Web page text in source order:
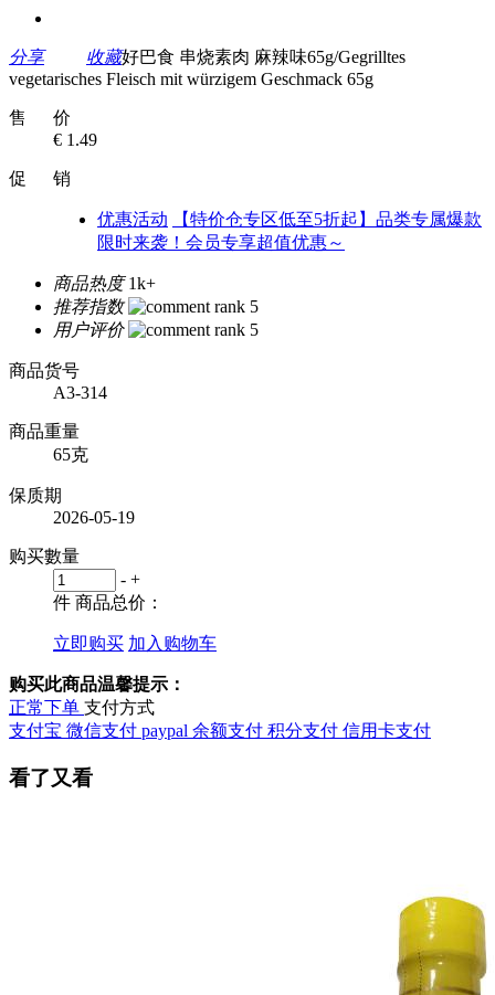
分享 收藏好巴食 串烧素肉 麻辣味65g/Gegrilltes
vegetarisches Fleisch mit würzigem Geschmack 65g
售 价
€ 1.49
促 销
优惠活动
【特价仓专区低至5折起】品类专属爆款
限时来袭！会员专享超值优惠～
商品热度 1k+
推荐指数
用户评价
商品货号
A3-314
商品重量
65克
保质期
2026-05-19
购买數量
- +
件 商品总价：
立即购买 加入购物车
购买此商品温馨提示：
正常下单 支付方式
支付宝 微信支付 paypal 余额支付 积分支付 信用卡支付
看了又看